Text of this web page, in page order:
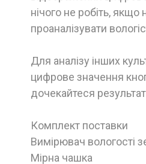
нічого не робіть, якщо
проаналізувати
Для аналізу інших
цифрове значення
дочекайтеся
Комплект поставки
Bимірювач вологості
Мірна чашка